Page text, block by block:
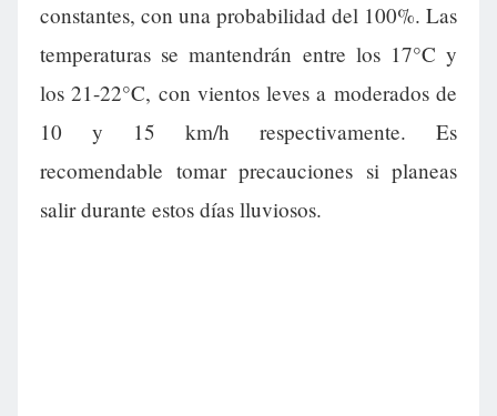
constantes, con una probabilidad del 100%. Las
temperaturas se mantendrán entre los 17°C y
los 21-22°C, con vientos leves a moderados de
10 y 15 km/h respectivamente. Es
recomendable tomar precauciones si planeas
salir durante estos días lluviosos.